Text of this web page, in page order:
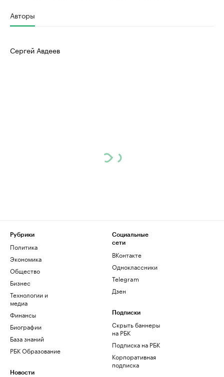
Авторы
Сергей Авдеев
Рубрики
Политика
Экономика
Общество
Бизнес
Технологии и
медиа
Финансы
Биографии
База знаний
РБК Образование
Новости
Социальные
сети
ВКонтакте
Одноклассники
Telegram
Дзен
Подписки
Скрыть баннеры
на РБК
Подписка на РБК
Корпоративная
подписка